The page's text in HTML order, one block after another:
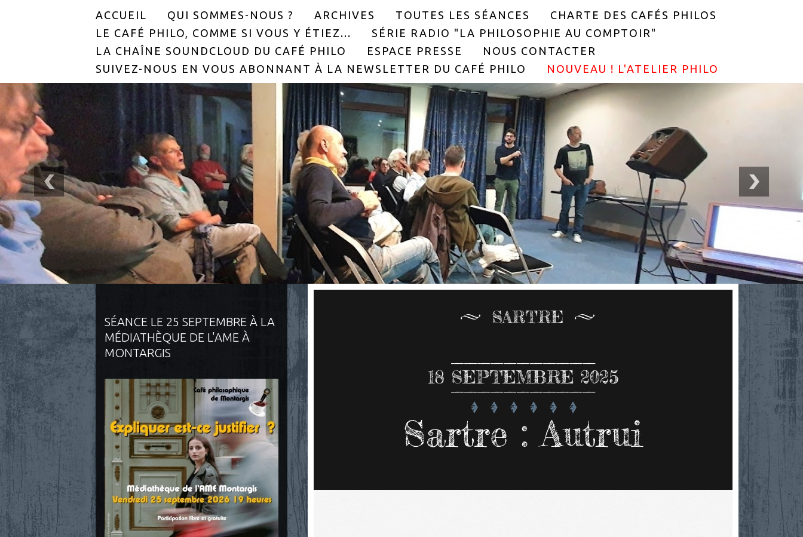
ACCUEIL QUI SOMMES-NOUS ? ARCHIVES TOUTES LES SÉANCES
CHARTE DES CAFÉS PHILOS
LE CAFÉ PHILO, COMME SI VOUS Y ÉTIEZ...
SÉRIE RADIO "LA PHILOSOPHIE AU COMPTOIR"
LA CHAÎNE SOUNDCLOUD DU CAFÉ PHILO
ESPACE PRESSE
NOUS CONTACTER
SUIVEZ-NOUS EN VOUS ABONNANT À LA NEWSLETTER DU CAFÉ PHILO
NOUVEAU ! L'ATELIER PHILO
SÉANCE LE 25 SEPTEMBRE À LA
MÉDIATHÈQUE DE L'AME À
MONTARGIS
SARTRE
18 SEPTEMBRE 2025
Sartre : Autrui